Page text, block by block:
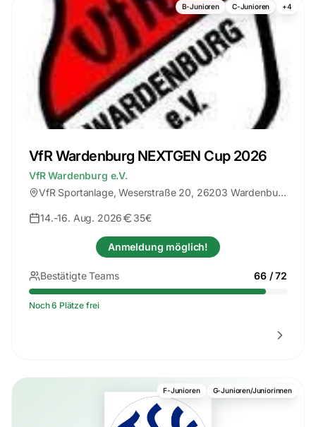
B-Junioren C-Junioren +4
VfR Wardenburg NEXTGEN Cup 2026
VfR Wardenburg e.V.
VfR Sportanlage, Weserstraße 20, 26203 Wardenburg
14.-16. Aug. 2026 35€
Anmeldung möglich!
Bestätigte Teams 66/72
Noch 6 Plätze frei
F-Junioren G-Junioren/Juniorinnen